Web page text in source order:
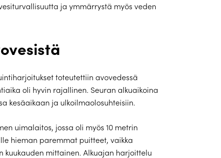
ja ymmärrystä myös veden
toteutettiin avovedessä
oli hyvin rajallinen. Seuran alkuaikoina
kesäaikaan ja ulkoilmaolosuhteisiin.
uimalaitos, jossa oli myös 10 metrin
hieman paremmat puitteet, vaikka
kuukauden mittainen. Alkuajan harjoittelu